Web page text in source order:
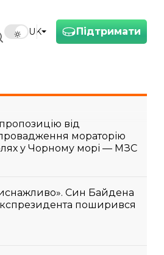
Підтримати
UK
від
мораторію
у Чорному морі — МЗС
Син Байдена
поширився